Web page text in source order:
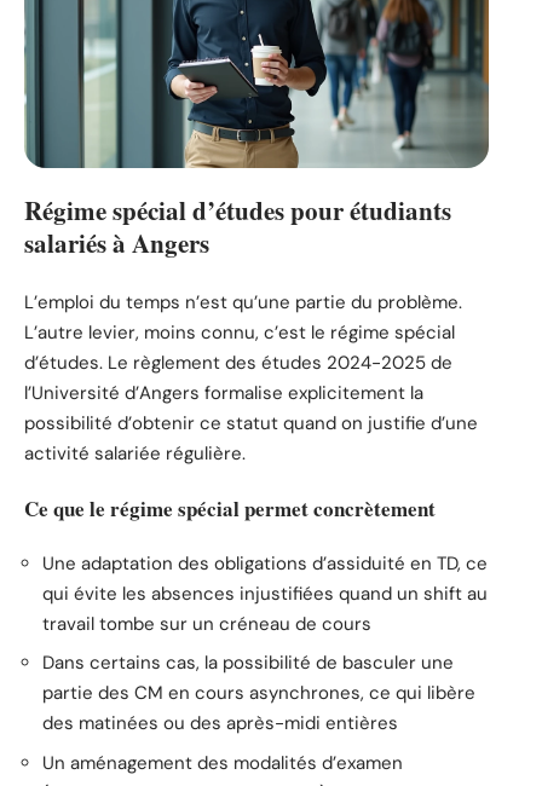
Régime spécial d’études pour étudiants
salariés à Angers
L’emploi du temps n’est qu’une partie du problème.
L’autre levier, moins connu, c’est le régime spécial
d’études. Le règlement des études 2024-2025 de
l’Université d’Angers formalise explicitement la
possibilité d’obtenir ce statut quand on justifie d’une
activité salariée régulière.
Ce que le régime spécial permet concrètement
Une adaptation des obligations d’assiduité en TD, ce
qui évite les absences injustifiées quand un shift au
travail tombe sur un créneau de cours
Dans certains cas, la possibilité de basculer une
partie des CM en cours asynchrones, ce qui libère
des matinées ou des après-midi entières
Un aménagement des modalités d’examen